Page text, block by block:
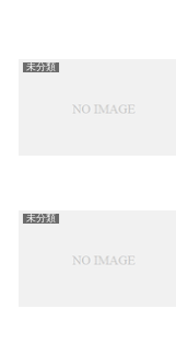
未分類
未分類